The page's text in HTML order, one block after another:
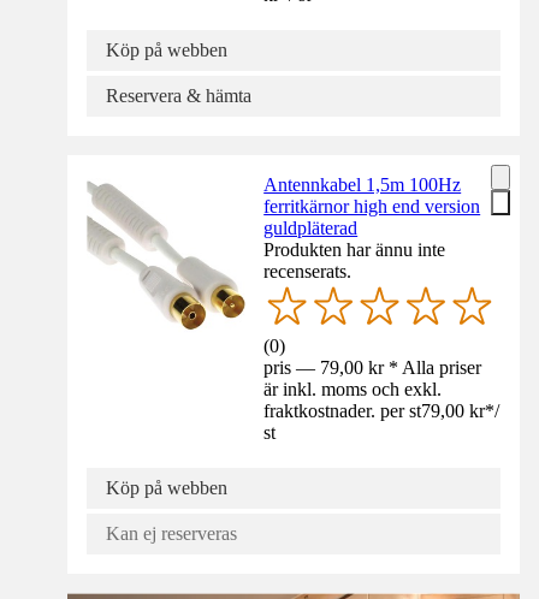
Köp på webben
Reservera & hämta
Antennkabel 1,5m 100Hz
ferritkärnor high end version
guldpläterad
Produkten har ännu inte
recenserats.
(0)
pris — 79,00 kr * Alla priser
är inkl. moms och exkl.
fraktkostnader. per st79,00 kr*/
st
Köp på webben
Kan ej reserveras